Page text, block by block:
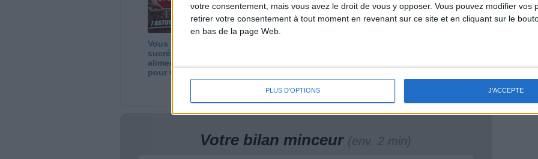
votre consentement, mais vous avez le droit de vous y opposer. Vous pouvez modifier vos
retirer votre consentement à tout moment en revenant sur ce site et en cliquant sur le
en bas de la page Web.
PLUS D'OPTIONS J'ACCEPTE
Vous craquez sur le
sucré ? 7 astuces
alimentaires simples
pour vous libérer
Votre bilan minceur (env. 2 min)